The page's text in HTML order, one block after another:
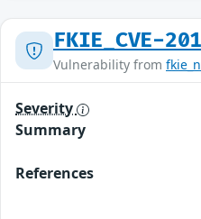
FKIE_CVE-
Vulnerability from
Severity
Summary
References